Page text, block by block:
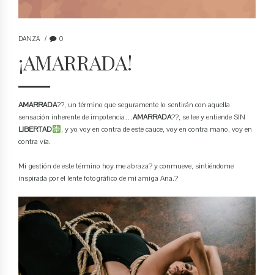
DANZA 0
¡AMARRADA!
AMARRADA??, un término que seguramente lo sentirán con aquella
sensación inherente de impotencia…AMARRADA??, se lee y entiende SIN
LIBERTAD
, y yo voy en contra de este cauce, voy en contra mano, voy en
contra vía.
Mi gestión de este término hoy me abraza? y conmueve, sintiéndome
inspirada por el lente fotográfico de mi amiga Ana.?